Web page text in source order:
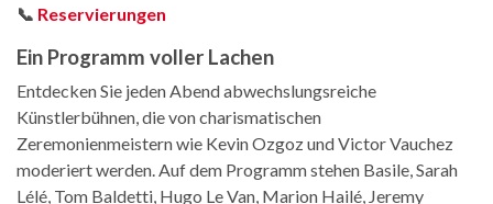
📞 Reservierungen
Ein Programm voller Lachen
Entdecken Sie jeden Abend abwechslungsreiche
Künstlerbühnen, die von charismatischen
Zeremonienmeistern wie Kevin Ozgoz und Victor Vauchez
moderiert werden. Auf dem Programm stehen Basile, Sarah
Lélé, Tom Baldetti, Hugo Le Van, Marion Hailé, Jeremy